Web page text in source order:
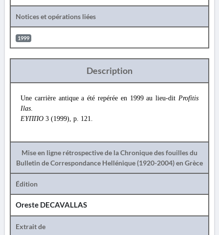
Notices et opérations liées
1999
Description
Une carrière antique a été repérée en 1999 au lieu-dit Profitis
Ilas.
ΕΥΠΠΟ 3 (1999), p. 121.
Mise en ligne rétrospective de la Chronique des fouilles du
Bulletin de Correspondance Hellénique (1920-2004) en Grèce
Édition
Oreste DECAVALLAS
Extrait de